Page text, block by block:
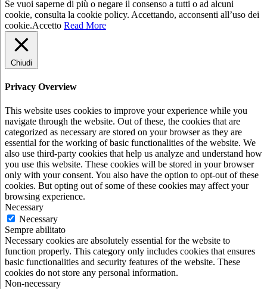
Se vuoi saperne di più o negare il consenso a tutti o ad alcuni
cookie, consulta la cookie policy. Accettando, acconsenti all’uso dei
cookie.Accetto Read More
Chiudi
Privacy Overview
This website uses cookies to improve your experience while you
navigate through the website. Out of these, the cookies that are
categorized as necessary are stored on your browser as they are
essential for the working of basic functionalities of the website. We
also use third-party cookies that help us analyze and understand how
you use this website. These cookies will be stored in your browser
only with your consent. You also have the option to opt-out of these
cookies. But opting out of some of these cookies may affect your
browsing experience.
Necessary
Necessary
Sempre abilitato
Necessary cookies are absolutely essential for the website to
function properly. This category only includes cookies that ensures
basic functionalities and security features of the website. These
cookies do not store any personal information.
Non-necessary